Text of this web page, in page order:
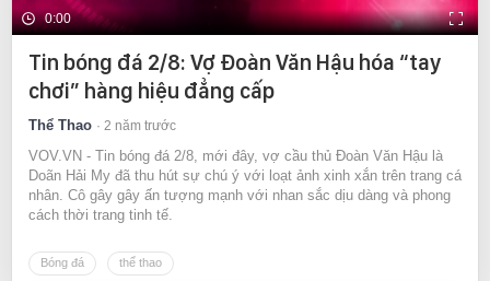
0:00
Tin bóng đá 2/8: Vợ Đoàn Văn Hậu hóa “tay
chơi” hàng hiệu đẳng cấp
Thể Thao 2 năm trước
VOV.VN - Tin bóng đá 2/8, mới đây, vợ cầu thủ Đoàn Văn Hậu là
Doãn Hải My đã thu hút sự chú ý với loạt ảnh xinh xắn trên trang cá
nhân. Cô gây gây ấn tượng mạnh với nhan sắc dịu dàng và phong
cách thời trang tinh tế.
Bóng đá thể thao